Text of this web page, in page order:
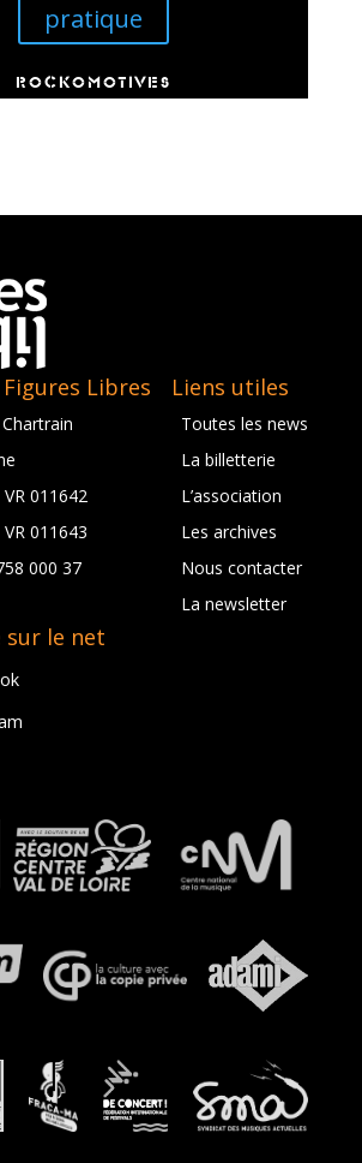
pratique
ROCKOMOTIVES
Libres
011642
011643
000 37
Liens utiles
Toutes les news
La billetterie
L’association
Les archives
Nous contacter
La newsletter
sur le net